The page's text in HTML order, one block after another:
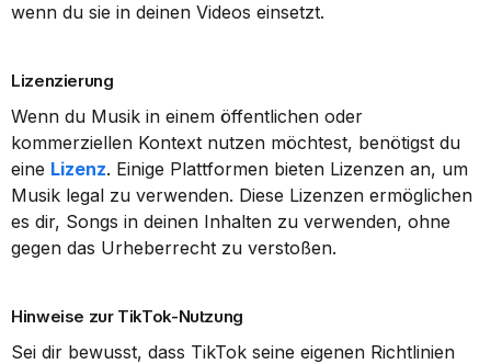
wenn du sie in deinen Videos einsetzt.
Lizenzierung
Wenn du Musik in einem öffentlichen oder
kommerziellen Kontext nutzen möchtest, benötigst du
eine Lizenz. Einige Plattformen bieten Lizenzen an, um
Musik legal zu verwenden. Diese Lizenzen ermöglichen
es dir, Songs in deinen Inhalten zu verwenden, ohne
gegen das Urheberrecht zu verstoßen.
Hinweise zur TikTok-Nutzung
Sei dir bewusst, dass TikTok seine eigenen Richtlinien